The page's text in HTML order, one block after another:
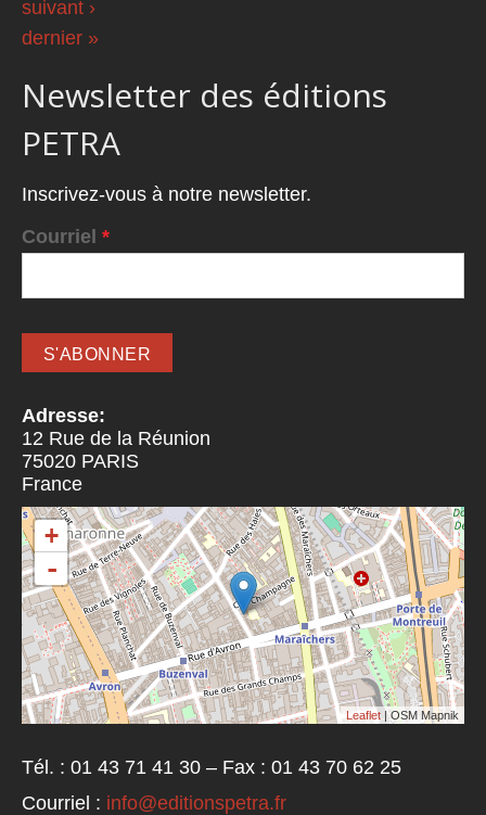
suivant ›
dernier »
Newsletter des éditions
PETRA
Inscrivez-vous à notre newsletter.
Courriel *
Adresse:
12 Rue de la Réunion
75020 PARIS
France
+
-
Leaflet | OSM Mapnik
Tél. : 01 43 71 41 30 – Fax : 01 43 70 62 25
Courriel : info@editionspetra.fr